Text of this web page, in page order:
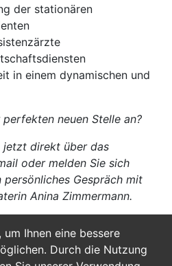
Ihnen eine bessere
Durch die Nutzung
der stationären
in einem dynamischen und
neuen Stelle an?
jetzt direkt über das
oder melden Sie sich
Gespräch mit
Anina Zimmermann.